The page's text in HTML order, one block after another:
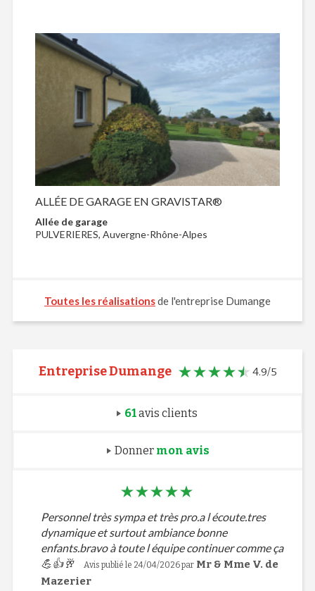
ALLÉE DE GARAGE EN GRAVISTAR®
Allée de garage
PULVERIERES, Auvergne-Rhône-Alpes
Toutes les réalisationsde l'entreprise Dumange
Entreprise Dumange 4.9/5
61avis clients
Donner mon avis
Personnel très sympa et très pro.a l écoute.tres
dynamique et surtout ambiance bonne
enfants.bravo à toute l équipe continuer comme ça
💪👍🥂
Avis publié le 24/04/2026 par Mr & Mme V. de
Mazerier